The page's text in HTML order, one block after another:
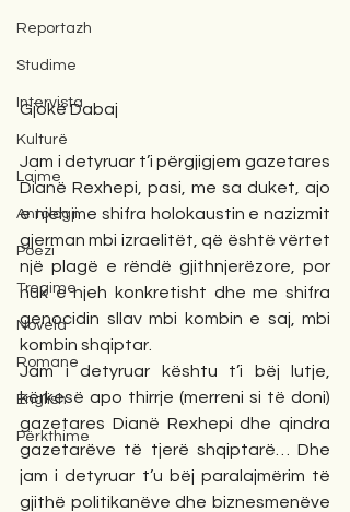
Reportazh
Studime
Intervista
Kulturë
Lajme
Antologji
Poezi
Tregime
Novela
Romane
English
Përkthime
Gjokë Dabaj
Jam i detyruar t’i përgjigjem gazetares
Dianë Rexhepi, pasi, me sa duket, ajo
e njeh me shifra holokaustin e nazizmit
gjerman mbi izraelitët, që është vërtet
një plagë e rëndë gjithnjerëzore, por
nuk e njeh konkretisht dhe me shifra
genocidin sllav mbi kombin e saj, mbi
kombin shqiptar.
Jam i detyruar kështu t’i bëj lutje,
kërkesë apo thirrje (merreni si të doni)
gazetares Dianë Rexhepi dhe qindra
gazetarëve të tjerë shqiptarë… Dhe
jam i detyruar t’u bëj paralajmërim të
gjithë politikanëve dhe biznesmenëve